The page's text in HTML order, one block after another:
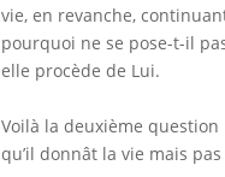
vie, en revanche,
pourquoi ne se pose-t-il
elle procède de Lui.
Voilà la deuxième
qu’il donnât la vie mais